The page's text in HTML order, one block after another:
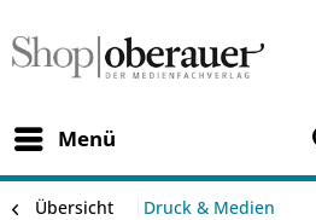
Menü
Übersicht Druck & Medien